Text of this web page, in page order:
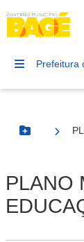
Prefeitura
Botão Menu
PLANO